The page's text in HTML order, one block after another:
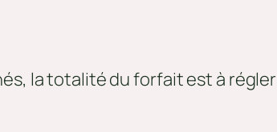
la totalité du forfait est à